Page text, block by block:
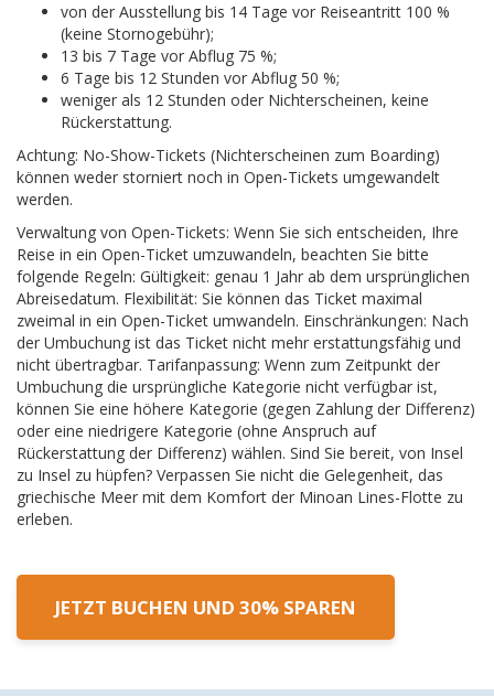
von der Ausstellung bis 14 Tage vor Reiseantritt 100 %
(keine Stornogebühr);
13 bis 7 Tage vor Abflug 75 %;
6 Tage bis 12 Stunden vor Abflug 50 %;
weniger als 12 Stunden oder Nichterscheinen, keine
Rückerstattung.
Achtung: No-Show-Tickets (Nichterscheinen zum Boarding)
können weder storniert noch in Open-Tickets umgewandelt
werden.
Verwaltung von Open-Tickets: Wenn Sie sich entscheiden, Ihre
Reise in ein Open-Ticket umzuwandeln, beachten Sie bitte
folgende Regeln: Gültigkeit: genau 1 Jahr ab dem ursprünglichen
Abreisedatum. Flexibilität: Sie können das Ticket maximal
zweimal in ein Open-Ticket umwandeln. Einschränkungen: Nach
der Umbuchung ist das Ticket nicht mehr erstattungsfähig und
nicht übertragbar. Tarifanpassung: Wenn zum Zeitpunkt der
Umbuchung die ursprüngliche Kategorie nicht verfügbar ist,
können Sie eine höhere Kategorie (gegen Zahlung der Differenz)
oder eine niedrigere Kategorie (ohne Anspruch auf
Rückerstattung der Differenz) wählen. Sind Sie bereit, von Insel
zu Insel zu hüpfen? Verpassen Sie nicht die Gelegenheit, das
griechische Meer mit dem Komfort der Minoan Lines-Flotte zu
erleben.
JETZT BUCHEN UND 30% SPAREN